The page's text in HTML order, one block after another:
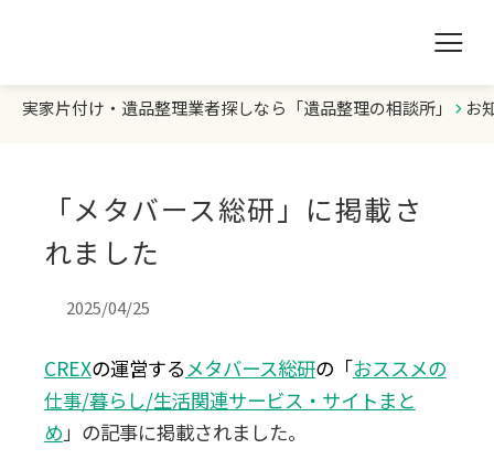
遺品整理の相談所TOP
ランキング
初めての方へ
豆知識
お急ぎの方はこちら
実家片付け・遺品整理業者探しなら「遺品整理の相談所」 お
「メタバース総研」に掲載さ
れました
2025/04/25
CREXの運営する メタバース総研の「おススメの
仕事/暮らし/生活関連サービス・サイトまと
め 」の記事に掲載されました。